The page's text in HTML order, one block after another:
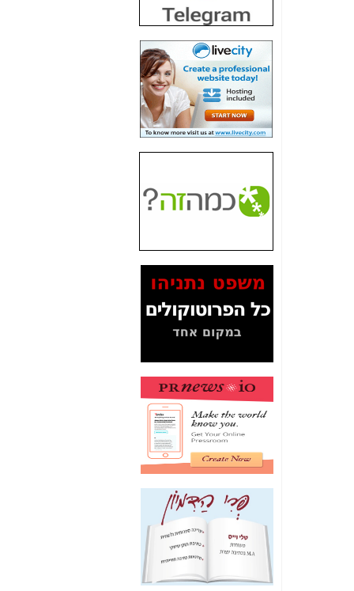
הדומה לזו של "תיק
הסלולר -כאן
חשיפת מה שלא
רוצים שתדעו בעניין
פריסת אנלימיטד
(בניחוח בלתי נסבל) -
כאן
בדיוק מה שביבי אישר
ל-Yes ולבזק -
כאן
האם ביבי וקרא קבלו
בכלל תמורה עבור
ההטבות הרגולטוריות
המסמכים בנושא בזק-
Yes (תיק 4000)
מוכיחים "תפירת תיק"
לאיש הלא נכון! -
כאן
עובדות ומסמכים
המוסתרים מהציבור:
האם ביבי כשר
תקשורת עזר לקב'
בזק? -כאן
מה מקור ה-Fake
News שהביא לתפירת
תיק לביבי והעלמת
החשודים הנכונים -